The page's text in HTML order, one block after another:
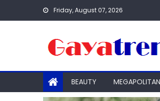
Friday, August 07, 2026
BEAUTY MEGAPOLITAN